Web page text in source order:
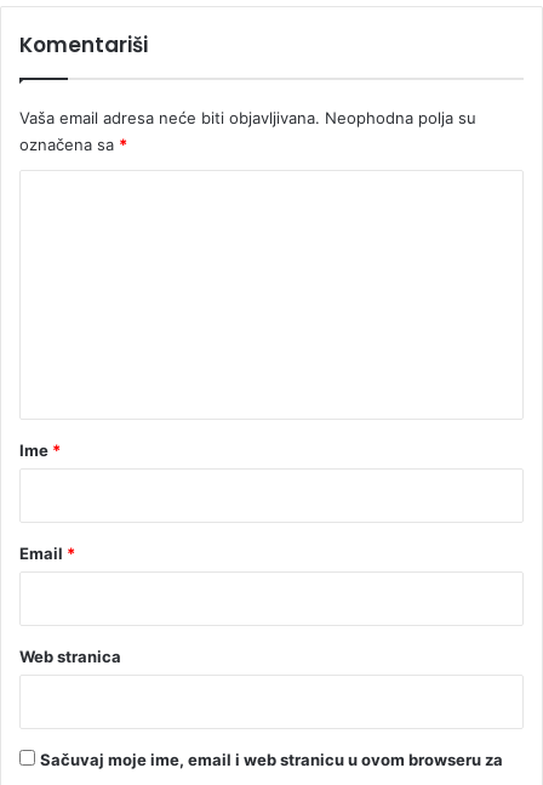
Komentariši
Vaša email adresa neće biti objavljivana. Neophodna polja su
označena sa *
rIme *
Email *
Web stranica
Sačuvaj moje ime, email i web stranicu u ovom browseru za